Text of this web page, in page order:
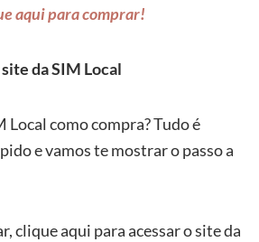
aqui para comprar!
da SIM Local
Local como compra? Tudo é
e vamos te mostrar o passo a
clique aqui para acessar o site da